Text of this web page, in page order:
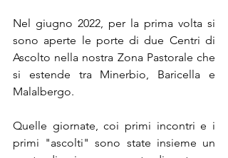
Nel giugno 2022, per la prima volta si
sono aperte le porte di due Centri di
Ascolto nella nostra Zona Pastorale che
si estende tra Minerbio, Baricella e
Malalbergo.
Quelle giornate, coi primi incontri e i
primi "ascolti" sono state insieme un